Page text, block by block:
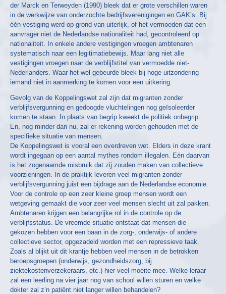
der Marck en Terweyden (1990) bleek dat er grote verschillen waren
in de werkwijze van onderzochte bedrijfsverenigingen en GAK’s. Bij
één vestiging werd op grond van uiterlijk, of het vermoeden dat een
aanvrager niet de Nederlandse nationaliteit had, gecontroleerd op
nationaliteit. In enkele andere vestigingen vroegen ambtenaren
systematisch naar een legitimatiebewijs. Maar lang niet alle
vestigingen vroegen naar de verblijfstitel van vermoedde niet-
Nederlanders. Waar het wel gebeurde bleek bij hoge uitzondering
iemand niet in aanmerking te komen voor een uitkering.
Gevolg van de Koppelingswet zal zijn dat migranten zonder
verblijfsvergunning en gedoogde vluchtelingen nog geïsoleerder
komen te staan. In plaats van begrip kweekt de politiek onbegrip.
En, nog minder dan nu, zal er rekening worden gehouden met de
specifieke situatie van mensen.
De Koppelingswet is vooral een overdreven wet. Elders in deze krant
wordt ingegaan op een aantal mythes rondom illegalen. Eén daarvan
is het zogenaamde misbruik dat zij zouden maken van collectieve
voorzieningen. In de praktijk leveren veel migranten zonder
verblijfsvergunning juist een bijdrage aan de Nederlandse economie.
Voor de controle op een zeer kleine groep mensen wordt een
wetgeving gemaakt die voor zeer veel mensen slecht uit zal pakken.
Ambtenaren krijgen een belangrijke rol in de controle op de
verblijfsstatus. De vreemde situatie ontstaat dat mensen die
gekozen hebben voor een baan in de zorg-, onderwijs- of andere
collectieve sector, opgezadeld worden met een repressieve taak.
Zoals al blijkt uit dit krantje hebben veel mensen in de betrokken
beroepsgroepen (onderwijs, gezondheidszorg, bij
ziektekostenverzekeraars, etc.) hier veel moeite mee. Welke leraar
zal een leerling na vier jaar nog van school willen sturen en welke
dokter zal z’n patiënt niet langer willen behandelen?